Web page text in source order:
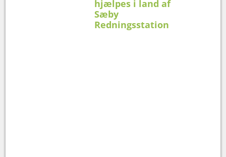
hjælpes i land af
Sæby
Redningsstation